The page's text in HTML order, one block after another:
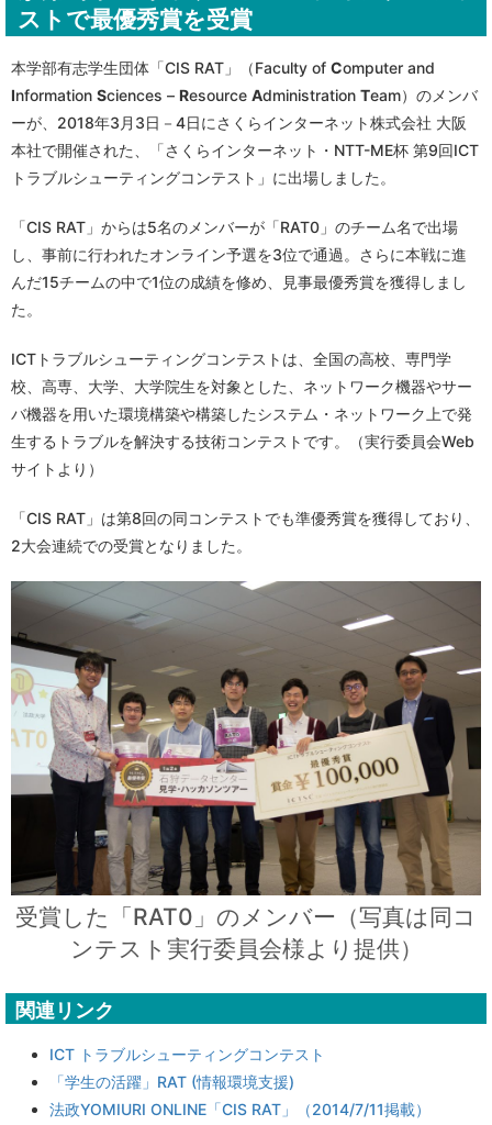
ストで最優秀賞を受賞
本学部有志学生団体「CIS RAT」（Faculty of Computer and
Information Sciences – Resource Administration Team）のメンバ
ーが、2018年3月3日－4日にさくらインターネット株式会社 大阪
本社で開催された、「さくらインターネット・NTT-ME杯 第9回ICT
トラブルシューティングコンテスト」に出場しました。
「CIS RAT」からは5名のメンバーが「RAT0」のチーム名で出場
し、事前に行われたオンライン予選を3位で通過。さらに本戦に進
んだ15チームの中で1位の成績を修め、見事最優秀賞を獲得しまし
た。
ICTトラブルシューティングコンテストは、全国の高校、専門学
校、高専、大学、大学院生を対象とした、ネットワーク機器やサー
バ機器を用いた環境構築や構築したシステム・ネットワーク上で発
生するトラブルを解決する技術コンテストです。（実行委員会Web
サイトより）
「CIS RAT」は第8回の同コンテストでも準優秀賞を獲得しており、
2大会連続での受賞となりました。
受賞した「RAT0」のメンバー（写真は同コ
ンテスト実行委員会様より提供）
関連リンク
ICT トラブルシューティングコンテスト
「学生の活躍」RAT (情報環境支援)
法政YOMIURI ONLINE「CIS RAT」（2014/7/11掲載）